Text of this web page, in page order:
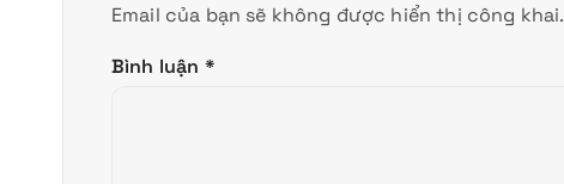
Email của bạn sẽ không được hiển thị công khai.
Bình luận *